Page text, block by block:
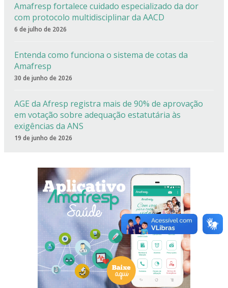
Amafresp fortalece cuidado especializado da dor
com protocolo multidisciplinar da AACD
6 de julho de 2026
Entenda como funciona o sistema de cotas da
Amafresp
30 de junho de 2026
AGE da Afresp registra mais de 90% de aprovação
em votação sobre adequação estatutária às
exigências da ANS
19 de junho de 2026